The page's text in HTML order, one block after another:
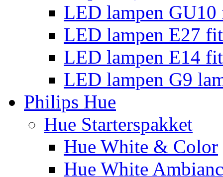
LED lampen
LED lampen E27
LED lampen E14
LED lampen G9
Philips Hue
Hue Starterspakket
Hue White & Color
Hue White